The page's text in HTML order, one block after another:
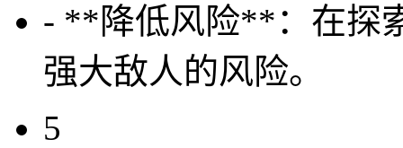
- **降低风险**：在探
强大敌人的风险。
5